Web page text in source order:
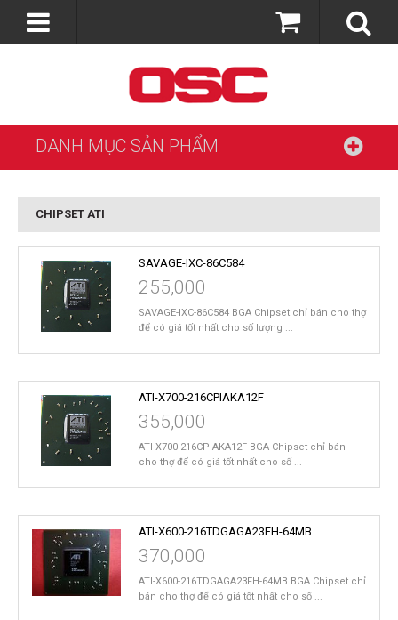
DANH MỤC SẢN PHẨM
CHIPSET ATI
SAVAGE-IXC-86C584
255,000
SAVAGE-IXC-86C584 BGA Chipset chỉ bán cho thợ
để có giá tốt nhất cho số lượng ...
ATI-X700-216CPIAKA12F
355,000
ATI-X700-216CPIAKA12F BGA Chipset chỉ bán
cho thợ để có giá tốt nhất cho số ...
ATI-X600-216TDGAGA23FH-64MB
370,000
ATI-X600-216TDGAGA23FH-64MB BGA Chipset chỉ
bán cho thợ để có giá tốt nhất cho số ...